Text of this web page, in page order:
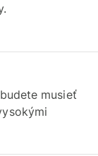
musieť